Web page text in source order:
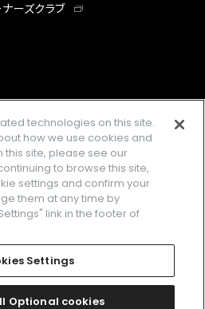
ーズクラブ
facebookinstagramtwitter
ご利用規約
シー Cookies Settings
Inc.またはその関連会社の商標です。
technologies on this site.
how we use cookies and
site, please see our
to browse this site,
settings and confirm your
them at any time by
link in the footer of
Settings
Optional cookies